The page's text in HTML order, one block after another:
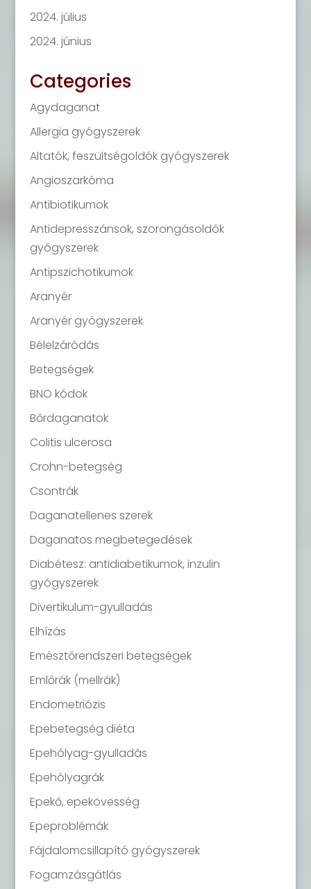
2024. július
2024. június
Categories
Agydaganat
Allergia gyógyszerek
Altatók, feszültségoldók gyógyszerek
Angioszarkóma
Antibiotikumok
Antidepresszánsok, szorongásoldók
gyógyszerek
Antipszichotikumok
Aranyér
Aranyér gyógyszerek
Bélelzáródás
Betegségek
BNO kódok
Bőrdaganatok
Colitis ulcerosa
Crohn-betegség
Csontrák
Daganatellenes szerek
Daganatos megbetegedések
Diabétesz: antidiabetikumok, inzulin
gyógyszerek
Divertikulum-gyulladás
Elhízás
Emésztőrendszeri betegségek
Emlőrák (mellrák)
Endometriózis
Epebetegség diéta
Epehólyag-gyulladás
Epehólyagrák
Epekő, epekövesség
Epeproblémák
Fájdalomcsillapító gyógyszerek
Fogamzásgátlás